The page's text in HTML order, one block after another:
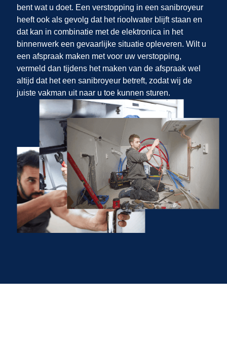
bent wat u doet. Een verstopping in een sanibroyeur
heeft ook als gevolg dat het rioolwater blijft staan en
dat kan in combinatie met de elektronica in het
binnenwerk een gevaarlijke situatie opleveren. Wilt u
een afspraak maken metvoor uw verstopping,
vermeld dan tijdens het maken van de afspraak wel
altijd dat het een sanibroyeur betreft, zodat wij de
juiste vakman uit naar u toe kunnen sturen.